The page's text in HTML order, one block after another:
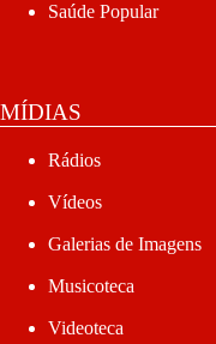
Saúde Popular
MÍDIAS
Rádios
Vídeos
Galerias de Imagens
Musicoteca
Videoteca